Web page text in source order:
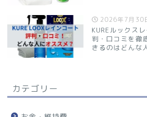
2026年7月30
KUREルックス
判・口コミを徹
きるのはどんな
カテゴリー